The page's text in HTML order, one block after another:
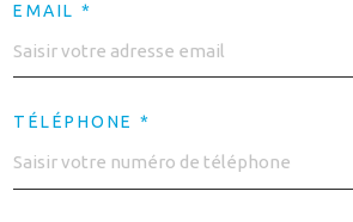
EMAIL *
TÉLÉPHONE *